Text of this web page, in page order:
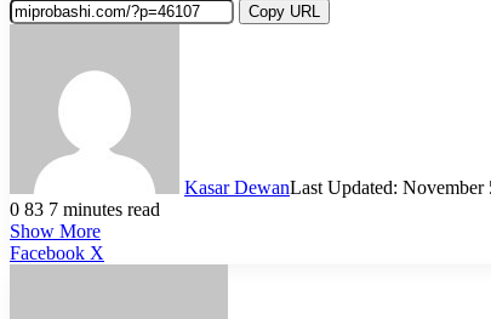
Copy URL
Kasar DewanLast Updated: November
0 83 7 minutes read
Show More
Facebook X